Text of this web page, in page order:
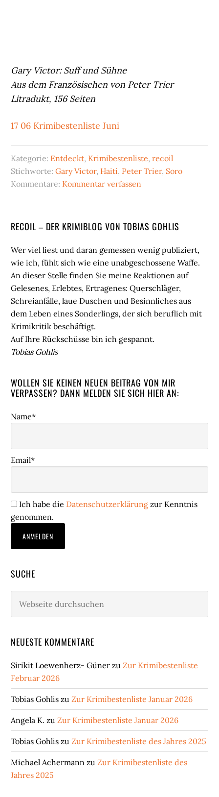
Gary Victor: Suff und Sühne
Aus dem Französischen von Peter Trier
Litradukt, 156 Seiten
17 06 Krimibestenliste Juni
Kategorie: Entdeckt, Krimibestenliste,recoil
Stichworte:Gary Victor, Haiti, Peter Trier, Soro
Kommentare: Kommentar verfassen
Seitenspalte
RECOIL – DER KRIMIBLOG VON TOBIAS GOHLIS
Wer viel liest und daran gemessen wenig publiziert,
wie ich, fühlt sich wie eine unabgeschossene Waffe.
An dieser Stelle finden Sie meine Reaktionen auf
Gelesenes, Erlebtes, Ertragenes: Querschläger,
Schreianfälle, laue Duschen und Besinnliches aus
dem Leben eines Sonderlings, der sich beruflich mit
Krimikritik beschäftigt.
Auf Ihre Rückschüsse bin ich gespannt.
Tobias Gohlis
WOLLEN SIE KEINEN NEUEN BEITRAG VON MIR
VERPASSEN? DANN MELDEN SIE SICH HIER AN:
Name*
Email*
Ich habe die Datenschutzerklärung zur Kenntnis
genommen.
SUCHE
durchsuchen
NEUESTE KOMMENTARE
Sirikit Loewenherz- Güner zuZur Krimibestenliste
Februar 2026
Tobias Gohlis zuZur Krimibestenliste Januar 2026
Angela K. zuZur Krimibestenliste Januar 2026
Tobias Gohlis zuZur Krimibestenliste des Jahres 2025
Michael Achermann zuZur Krimibestenliste des
Jahres 2025